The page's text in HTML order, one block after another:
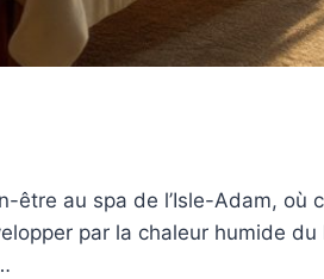
au spa de l’Isle-Adam,
par la chaleur humide